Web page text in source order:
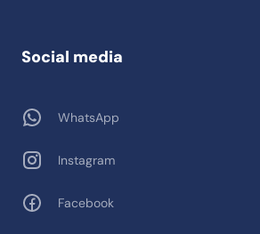
Social media
WhatsApp
Instagram
Facebook